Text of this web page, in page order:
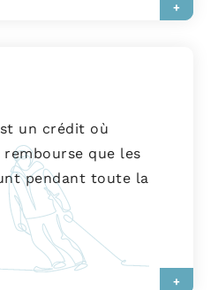
+
un crédit où
rembourse que les
pendant toute la
+